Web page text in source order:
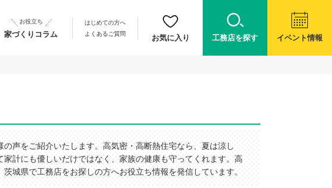
お役立ち
家づくりコラム
はじめての方へ
よくあるご質問
お気に入り 工務店を探す イベント情報
声をご紹介いたします。高気密・高断熱住宅なら、夏は涼し
計にも優しいだけではなく、家族の健康も守ってくれます。高
城県で工務店をお探しの方へお役立ち情報を発信しています。